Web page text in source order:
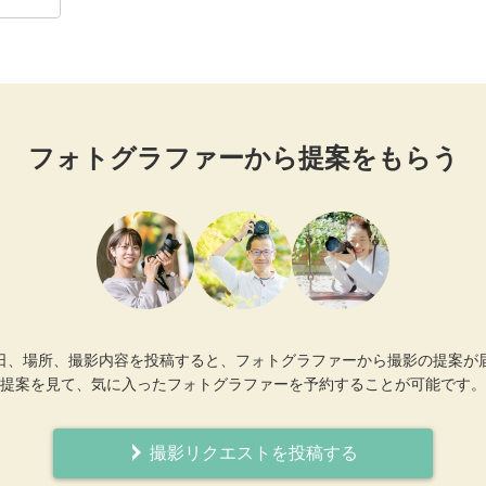
フォトグラファーから提案をもらう
、場所、撮影内容を投稿すると、フォトグラファーから撮影の提案が
提案を見て、気に入ったフォトグラファーを予約することが可能です。
撮影リクエストを投稿する